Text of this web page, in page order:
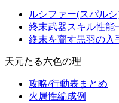
ルシファー(スパル
終末武器スキル性能
終末を齎す黒羽の入
天元たる六色の理
攻略/行動表まとめ
火属性編成例